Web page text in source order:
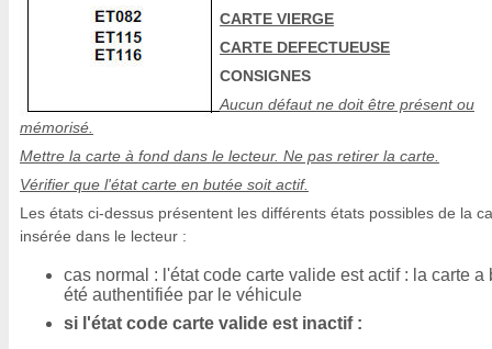
CARTE VIERGE
CARTE DEFECTUEUSE
CONSIGNES
Aucun défaut ne doit être présent ou
mémorisé.
Mettre la carte à fond dans le lecteur. Ne pas retirer la carte.
Vérifier que l'état carte en butée soit actif.
Les états ci-dessus présentent les différents états possibles de la
insérée dans le lecteur :
cas normal : l'état code carte valide est actif : la carte a
été authentifiée par le véhicule
si l'état code carte valide est inactif :